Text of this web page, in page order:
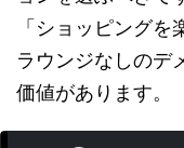
「ショッピングを
ラウンジなしのデ
価値があります。